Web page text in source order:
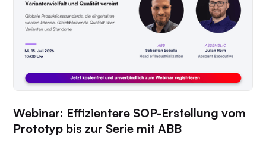
Webinar: Effizientere SOP-Erstellung vom
Prototyp bis zur Serie mit ABB